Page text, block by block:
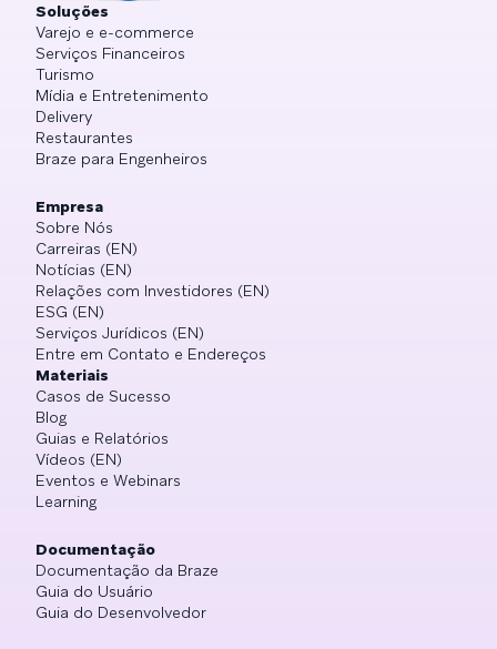
Soluções
Varejo e e-commerce
Serviços Financeiros
Turismo
Mídia e Entretenimento
Delivery
Restaurantes
Braze para Engenheiros
Empresa
Sobre Nós
Carreiras (EN)
Notícias (EN)
Relações com Investidores (EN)
ESG (EN)
Serviços Jurídicos (EN)
Entre em Contato e Endereços
Materiais
Casos de Sucesso
Blog
Guias e Relatórios
Vídeos (EN)
Eventos e Webinars
Learning
Documentação
Documentação da Braze
Guia do Usuário
Guia do Desenvolvedor